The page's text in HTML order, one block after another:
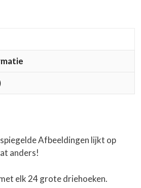
Afbeeldingen lijkt op
anders!
elk 24 grote driehoeken.